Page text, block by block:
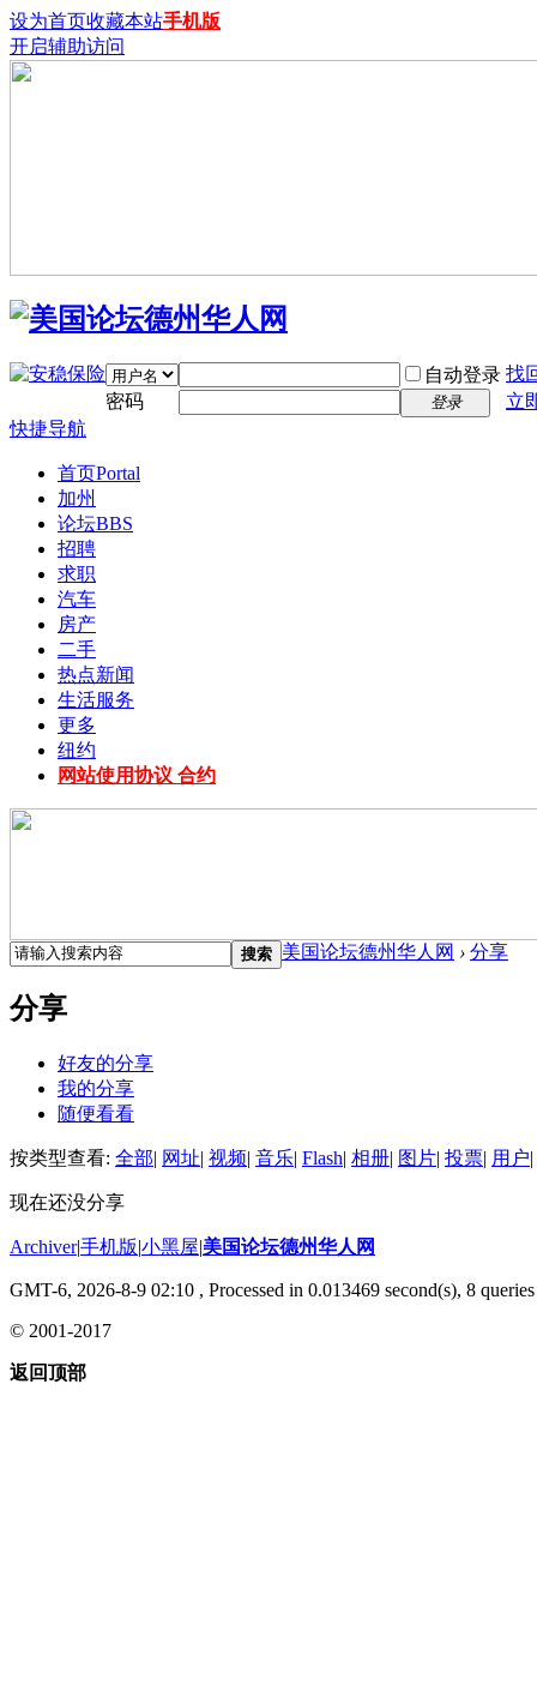
设为首页收藏本站手机版
开启辅助访问
自动登录 找
密码
登录
立
快捷导航
首页Portal
加州
论坛BBS
招聘
求职
汽车
房产
二手
热点新闻
生活服务
更多
纽约
网站使用协议 合约
搜索 美国论坛德州华人网 › 分享
分享
好友的分享
我的分享
随便看看
按类型查看: 全部| 网址| 视频| 音乐| Flash| 相册| 图片| 投票| 用户|
现在还没分享
Archiver|手机版|小黑屋|美国论坛德州华人网
GMT-6, 2026-8-9 02:10 , Processed in 0.013469 second(s), 8
© 2001-2017
返回顶部